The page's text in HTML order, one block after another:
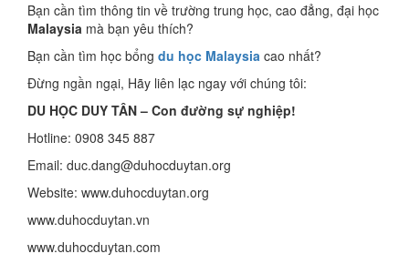
Bạn cần tìm thông tin về trường trung học, cao đẳng, đại học
Malaysia mà bạn yêu thích?
Bạn cần tìm học bổng du học Malaysia cao nhất?
Đừng ngần ngại, Hãy liên lạc ngay với chúng tôi:
DU HỌC DUY TÂN – Con đường sự nghiệp!
Hotline: 0908 345 887
Email: duc.dang@duhocduytan.org
Website: www.duhocduytan.org
www.duhocduytan.vn
www.duhocduytan.com